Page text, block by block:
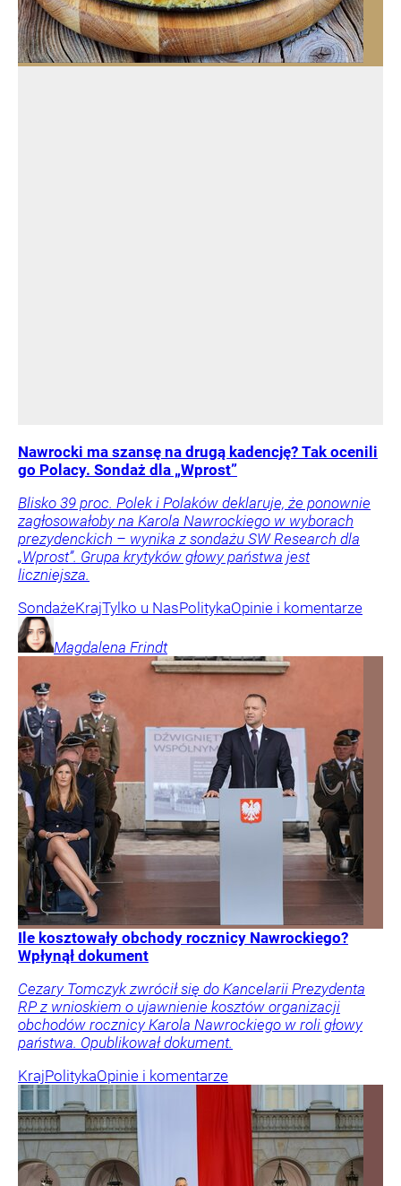
Nawrocki ma szansę na drugą kadencję? Tak ocenili
go Polacy. Sondaż dla „Wprost”
Blisko 39 proc. Polek i Polaków deklaruje, że ponownie
zagłosowałoby na Karola Nawrockiego w wyborach
prezydenckich – wynika z sondażu SW Research dla
„Wprost”. Grupa krytyków głowy państwa jest
liczniejsza.
SondażeKrajTylko u NasPolitykaOpinie i komentarze
Magdalena Frindt
Ile kosztowały obchody rocznicy Nawrockiego?
Wpłynął dokument
Cezary Tomczyk zwrócił się do Kancelarii Prezydenta
RP z wnioskiem o ujawnienie kosztów organizacji
obchodów rocznicy Karola Nawrockiego w roli głowy
państwa. Opublikował dokument.
KrajPolitykaOpinie i komentarze